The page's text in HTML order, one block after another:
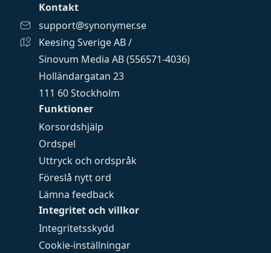
Funktioner
Korsordshjälp
Ordspel
Uttryck och ordspråk
Föreslå nytt ord
Lämna feedback
Integritet och villkor
Integritetsskydd
Cookie-inställningar
Kontakt
support@synonymer.se
Keesing Sverige AB /
Sinovum Media AB (556571-4036)
Holländargatan 23
111 60 Stockholm